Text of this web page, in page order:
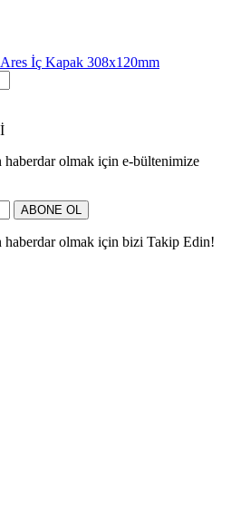
İç Kapak 308x120mm
olmak için e-bültenimize
ABONE OL
olmak için bizi Takip Edin!